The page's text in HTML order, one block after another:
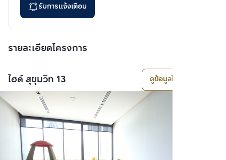
รับการแจ้งเตือน
รายละเอียดโครงการ
ไฮด์ สุขุมวิท 13 ดูข้อมูลโครงการ